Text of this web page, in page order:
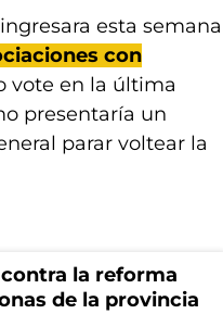
esta semana
con
vote en la última
presentaría un
parar voltear la
la reforma
de la provincia